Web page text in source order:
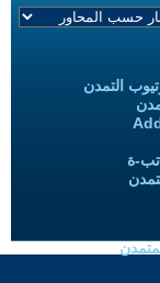
التمدن
ة